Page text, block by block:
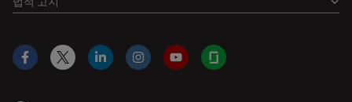
Facebook
X LinkedInInstagramYouTubeGlassdoor